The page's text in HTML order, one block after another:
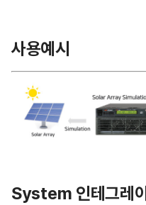
사용예시
System 인테그레